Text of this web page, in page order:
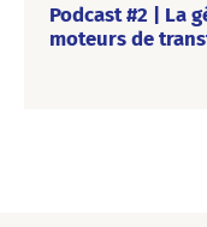
Podcast #2 | La
moteurs de